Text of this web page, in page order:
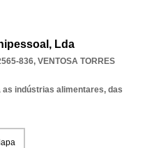
Lda
836, VENTOSA TORRES
as indústrias alimentares, das